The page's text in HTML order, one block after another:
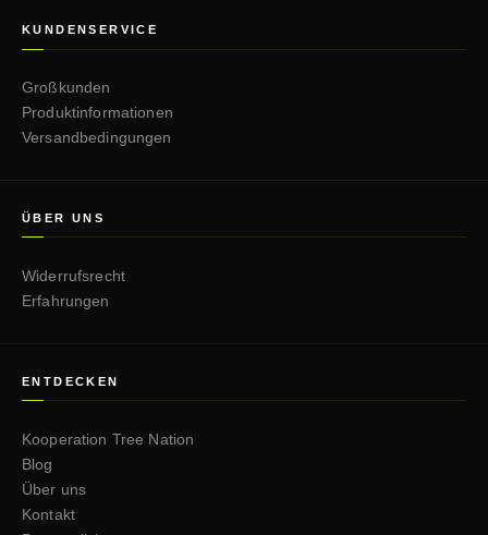
KUNDENSERVICE
Großkunden
Produktinformationen
Versandbedingungen
ÜBER UNS
Widerrufsrecht
Erfahrungen
ENTDECKEN
Kooperation Tree Nation
Blog
Über uns
Kontakt